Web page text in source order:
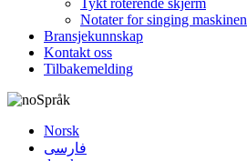
Tykt roterende skjerm
Notater for singing maskinen
Bransjekunnskap
Kontakt oss
Tilbakemelding
Språk
Norsk
فارسی